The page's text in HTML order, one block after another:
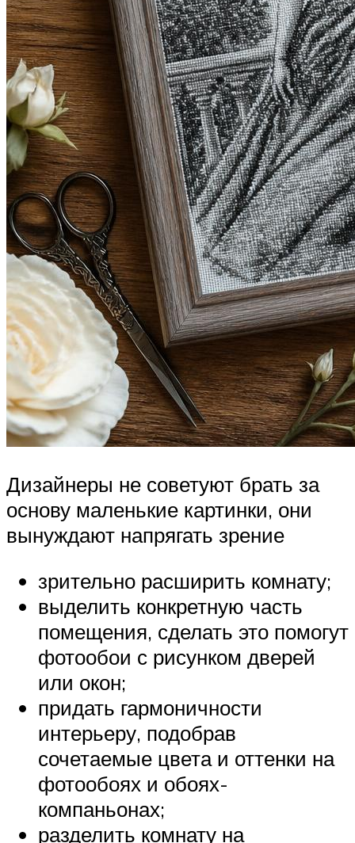
Дизайнеры не советуют брать за
основу маленькие картинки, они
вынуждают напрягать зрение
зрительно расширить комнату;
выделить конкретную часть
помещения, сделать это помогут
фотообои с рисунком дверей
или окон;
придать гармоничности
интерьеру, подобрав
сочетаемые цвета и оттенки на
фотообоях и обоях-
компаньонах;
разделить комнату на